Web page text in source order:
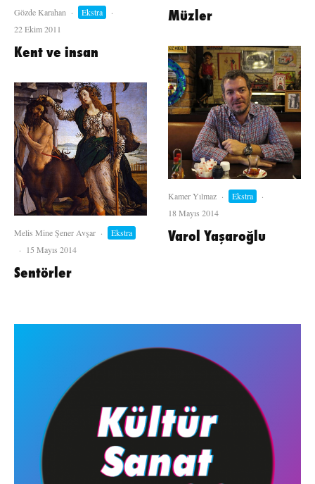
Gözde Karahan · Ekstra
·
22 Ekim 2011
Kent ve insan
Melis Mine Şener Avşar ·
Ekstra
·
15 Mayıs 2014
Sentörler
Müzler
Kamer Yılmaz · Ekstra
·
18 Mayıs 2014
Varol Yaşaroğlu